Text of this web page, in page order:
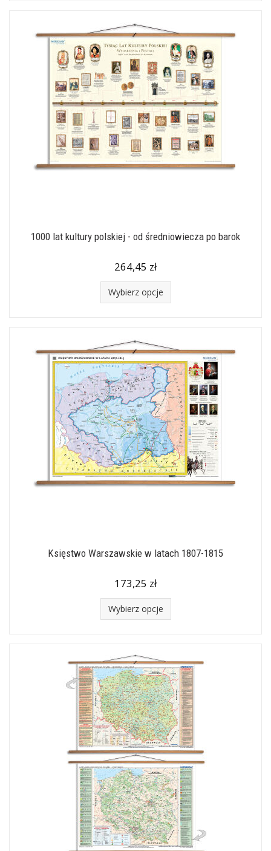
1000 lat kultury polskiej - od średniowiecza po barok
264,45 zł
Wybierz opcje
Księstwo Warszawskie w latach 1807-1815
173,25 zł
Wybierz opcje